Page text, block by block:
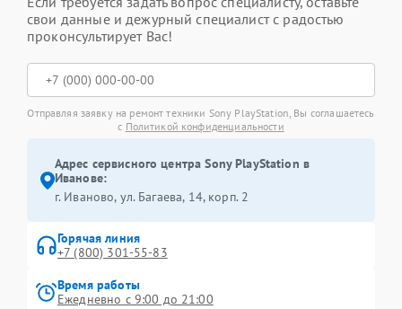
свои данные и дежурный специалист с радостью
проконсультирует Вас!
Отправляя заявку на ремонт техники Sony PlayStation, Вы соглашаетесь
с Политикой конфиденциальности
Адрес сервисного центра Sony PlayStation в
Иванове:
г. Иваново, ул. Багаева, 14, корп. 2
Горячая линия
+7 (800) 301-55-83
Время работы
Ежедневно с 9:00 до 21:00